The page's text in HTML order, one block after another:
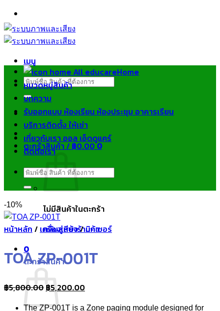
ข้าม
ไป
ยัง
เมนู
ค้นหา:
ตะกร้าสินค้า /฿0.000
ไม่มีสินค้าในตะกร้า
กลับสู่หน้าร้านค้า
0
ตะกร้าสินค้า
Home
หมวดหมู่สินค้า
บทความ
รับออกแบบ ห้องเรียน ห้องประชุม อาคารเรียน
บริการติดตั้ง ให้เช่า
เกี่ยวกับเรา ออล เอ็ดดูแคร์
ติดต่อเรา
ค้นหา:
-10%
หน้าหลัก / เครื่องเสียง/ มิกเซอร์
TOA ZP-001T
฿5,800.00Original
price
฿5,200.00Current
The ZP-001T is a Zone paging module designed for